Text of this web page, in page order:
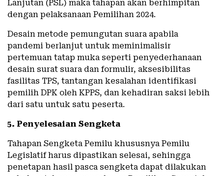
Lanjutan (PSL) maka tahapan akan berhimpitan
dengan pelaksanaan Pemilihan 2024.
Desain metode pemungutan suara apabila
pandemi berlanjut untuk meminimalisir
pertemuan tatap muka seperti penyederhanaan
desain surat suara dan formulir, aksesibilitas
fasilitas TPS, tantangan kesalahan identifikasi
pemilih DPK oleh KPPS, dan kehadiran saksi lebih
dari satu untuk satu peserta.
5. Penyelesaian Sengketa
Tahapan Sengketa Pemilu khususnya Pemilu
Legislatif harus dipastikan selesai, sehingga
penetapan hasil pasca sengketa dapat dilakukan